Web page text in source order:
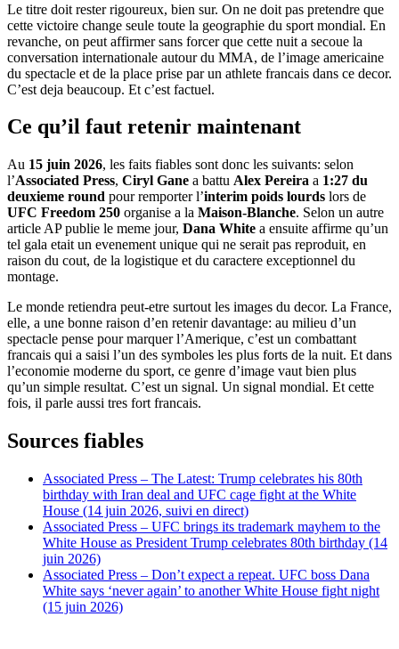
Le titre doit rester rigoureux, bien sur. On ne doit pas pretendre que
cette victoire change seule toute la geographie du sport mondial. En
revanche, on peut affirmer sans forcer que cette nuit a secoue la
conversation internationale autour du MMA, de l’image americaine
du spectacle et de la place prise par un athlete francais dans ce decor.
C’est deja beaucoup. Et c’est factuel.
Ce qu’il faut retenir maintenant
Au 15 juin 2026, les faits fiables sont donc les suivants: selon
l’Associated Press, Ciryl Gane a battu Alex Pereira a 1:27 du
deuxieme round pour remporter l’interim poids lourds lors de
UFC Freedom 250 organise a la Maison-Blanche. Selon un autre
article AP publie le meme jour, Dana White a ensuite affirme qu’un
tel gala etait un evenement unique qui ne serait pas reproduit, en
raison du cout, de la logistique et du caractere exceptionnel du
montage.
Le monde retiendra peut-etre surtout les images du decor. La France,
elle, a une bonne raison d’en retenir davantage: au milieu d’un
spectacle pense pour marquer l’Amerique, c’est un combattant
francais qui a saisi l’un des symboles les plus forts de la nuit. Et dans
l’economie moderne du sport, ce genre d’image vaut bien plus
qu’un simple resultat. C’est un signal. Un signal mondial. Et cette
fois, il parle aussi tres fort francais.
Sources fiables
Associated Press – The Latest: Trump celebrates his 80th
birthday with Iran deal and UFC cage fight at the White
House (14 juin 2026, suivi en direct)
Associated Press – UFC brings its trademark mayhem to the
White House as President Trump celebrates 80th birthday (14
juin 2026)
Associated Press – Don’t expect a repeat. UFC boss Dana
White says ‘never again’ to another White House fight night
(15 juin 2026)